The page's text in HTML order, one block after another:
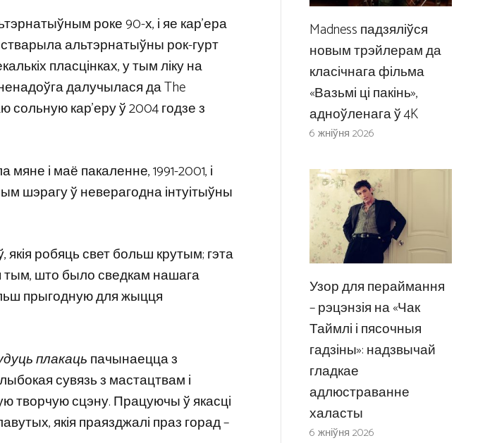
роке 90-х, і яе кар’ера
стварыла альтэрнатыўны рок-гурт
пласцінках, у тым ліку на
ненадоўга далучылася да The
сольную кар’еру ў 2004 годзе з
мяне і маё пакаленне, 1991-2001, і
шэрагу ў неверагодна інтуітыўны
якія робяць свет больш крутым; гэта
тым, што было сведкам нашага
прыгодную для жыцця
плакацьпачынаецца з
сувязь з мастацтвам і
творчую сцэну. Працуючы ў якасці
якія праязджалі праз горад –
Madness падзяліўся
новым трэйлерам да
класічнага фільма
«Вазьмі ці пакінь»,
адноўленага ў 4K
6 жніўня 2026
Узор для пераймання
– рэцэнзія на «Чак
Таймлі і пясочныя
гадзіны»: надзвычай
гладкае
адлюстраванне
халасты
6 жніўня 2026